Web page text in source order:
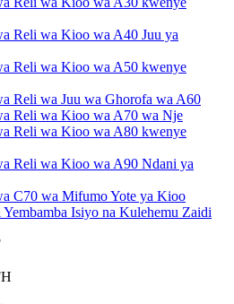
Reli wa Kioo wa A40 Juu ya
Reli wa Kioo wa A50 kwenye
Reli wa Juu wa Ghorofa wa A60
Reli wa Kioo wa A70 wa Nje
Reli wa Kioo wa A80 kwenye
Reli wa Kioo wa A90 Ndani ya
C70 wa Mifumo Yote ya Kioo
Isiyo na Kulehemu Zaidi